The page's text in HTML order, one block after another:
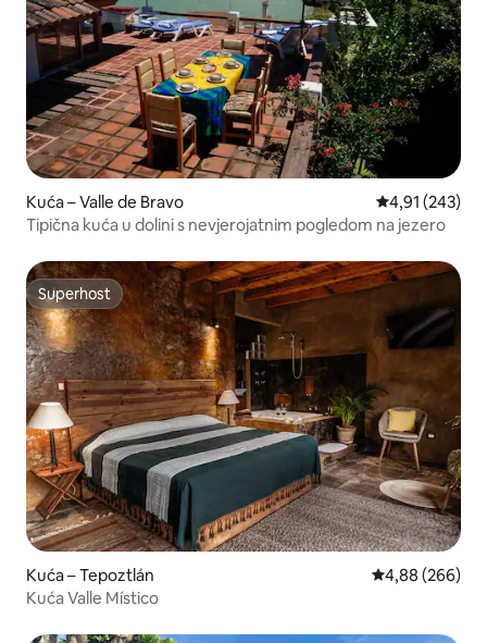
Kuća – Valle de Bravo Prosječna
4,91 (243)
Tipična kuća u dolini s nevjerojatnim pogledom na jezero
Superhost
Superhost
Kuća – Tepoztlán Prosječna
4,88 (266)
Kuća Valle Místico